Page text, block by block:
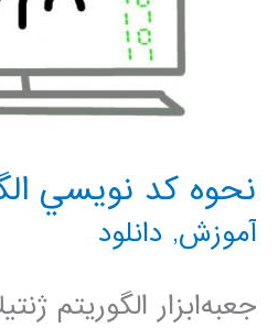
نحوه كد نويسي
آموزش, دانلود
جعبه‌ابزار الگوريتم